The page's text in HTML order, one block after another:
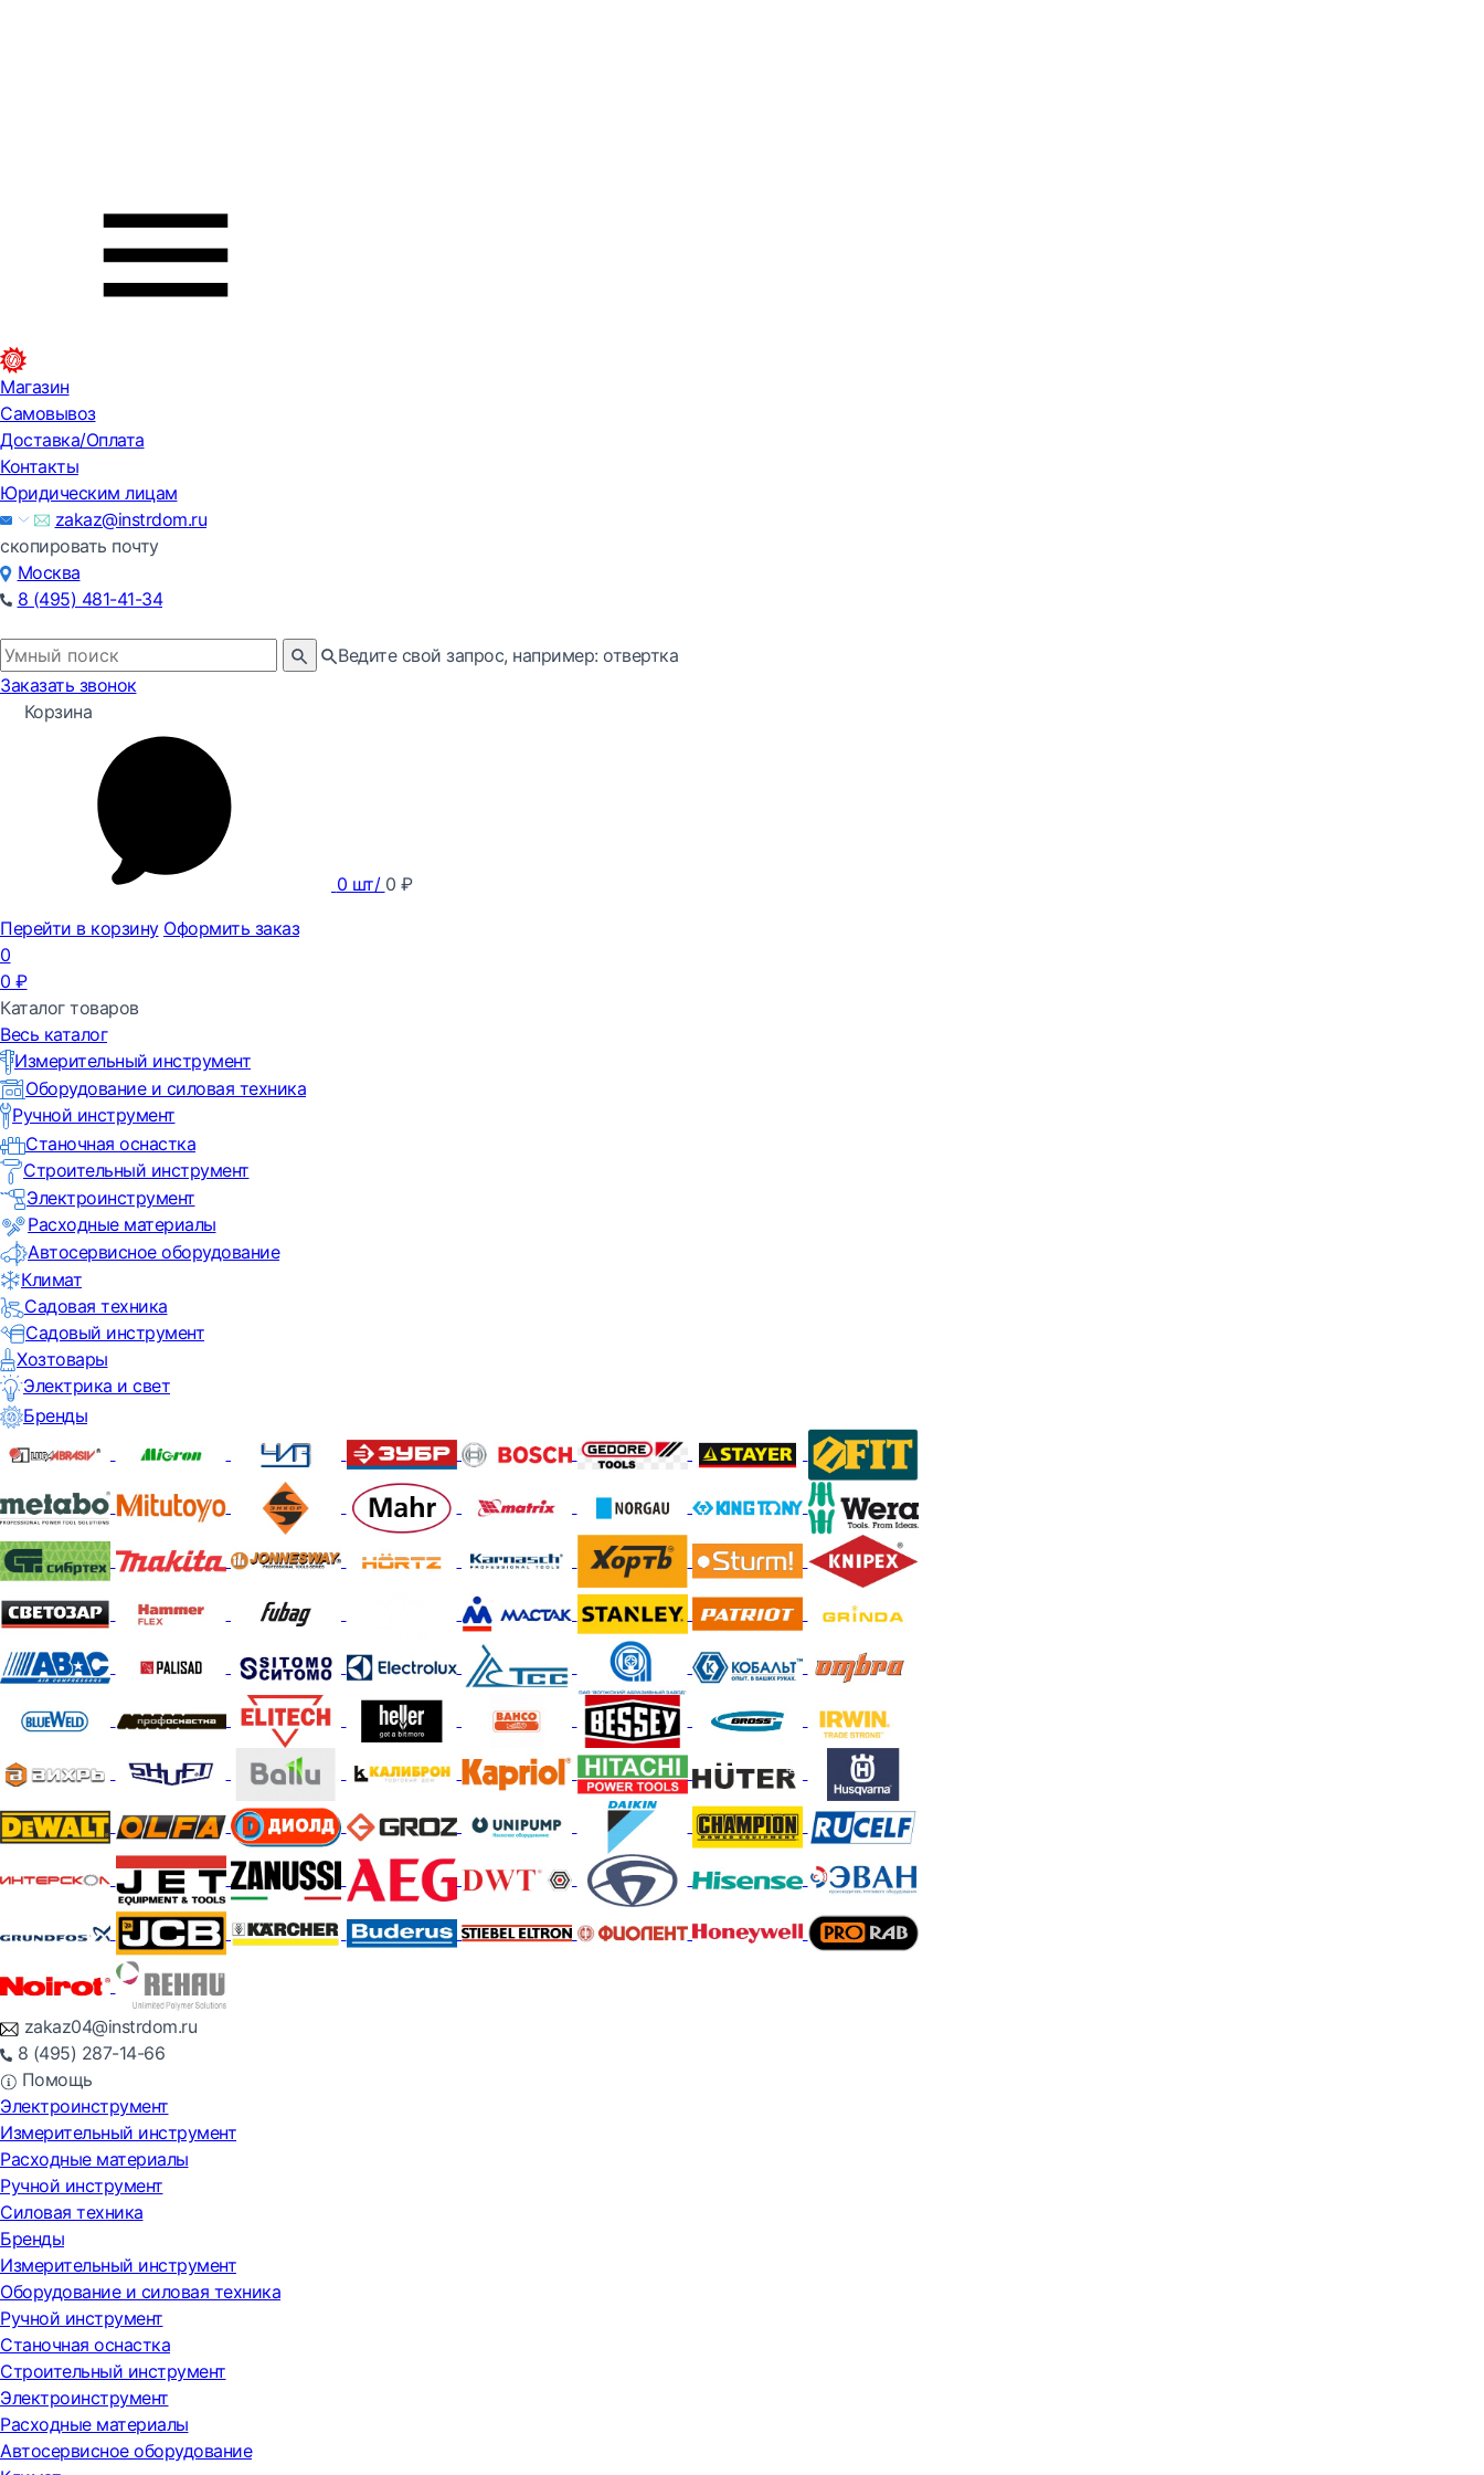
Магазин
Самовывоз
Доставка/Оплата
Контакты
Юридическим лицам
zakaz@instrdom.ru
скопировать почту
Москва
8 (495) 481-41-34
Ведите свой запрос, например: отвертка
Заказать звонок
Корзина
0 шт/ 0 ₽
Перейти в корзину Оформить заказ
0
0 ₽
Каталог товаров
Весь каталог
Измерительный инструмент
Оборудование и силовая техника
Ручной инструмент
Станочная оснастка
Строительный инструмент
Электроинструмент
Расходные материалы
Автосервисное оборудование
Климат
Садовая техника
Садовый инструмент
Хозтовары
Электрика и свет
Бренды
zakaz04@instrdom.ru
8 (495) 287-14-66
Помощь
Электроинструмент
Измерительный инструмент
Расходные материалы
Ручной инструмент
Силовая техника
Бренды
Измерительный инструмент
Оборудование и силовая техника
Ручной инструмент
Станочная оснастка
Строительный инструмент
Электроинструмент
Расходные материалы
Автосервисное оборудование